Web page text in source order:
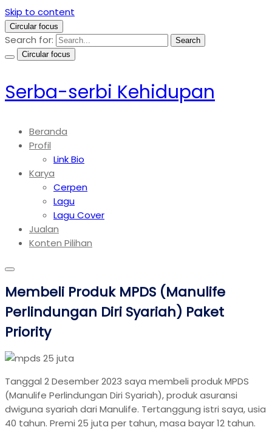
Skip to content
Circular focus
Search for:
Search
Circular focus
Serba-serbi Kehidupan
Beranda
Profil
Link Bio
Karya
Cerpen
Lagu
Lagu Cover
Jualan
Konten Pilihan
Membeli Produk MPDS (Manulife
Perlindungan Diri Syariah) Paket
Priority
Tanggal 2 Desember 2023 saya membeli produk MPDS
(Manulife Perlindungan Diri Syariah), produk asuransi
dwiguna syariah dari Manulife. Tertanggung istri saya, usia
40 tahun. Premi 25 juta per tahun, masa bayar 12 tahun.